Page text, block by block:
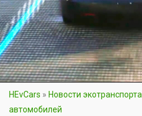
HEvCars » Новости экотранспорта
автомобилей